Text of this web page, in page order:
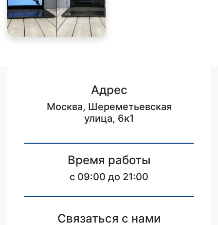
Адрес
Москва, Шереметьевская
улица, 6к1
Время работы
c 09:00 до 21:00
Связаться с нами